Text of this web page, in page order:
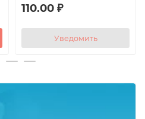
110.00 ₽
Уведомить